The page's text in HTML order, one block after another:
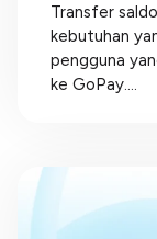
Transfer
kebutuhan
pengguna
ke GoPay....